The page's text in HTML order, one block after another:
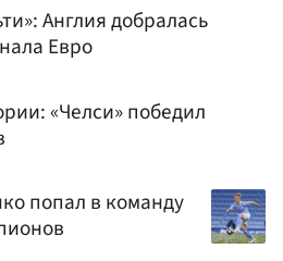
Англия добралась
Евро
«Челси» победил
попал в команду